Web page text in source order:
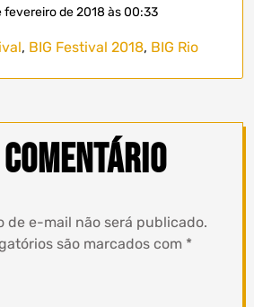
fevereiro de 2018 às 00:33
, BIG Festival 2018, BIG Rio
comentário
de e-mail não será publicado.
são marcados com *